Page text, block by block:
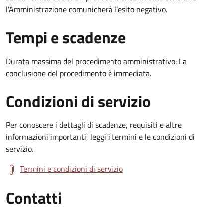
l’Amministrazione comunicherà l’esito negativo.
Tempi e scadenze
Durata massima del procedimento amministrativo: La
conclusione del procedimento è immediata.
Condizioni di servizio
Per conoscere i dettagli di scadenze, requisiti e altre
informazioni importanti, leggi i termini e le condizioni di
servizio.
Termini e condizioni di servizio
Contatti